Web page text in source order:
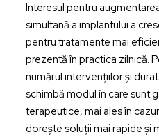
Interesul pentru
simultană a implantului a
pentru tratamente mai
prezentă în practica zilnică.
numărul intervențiilor și
schimbă modul în care sunt
terapeutice, mai ales în
dorește soluții mai rapide și